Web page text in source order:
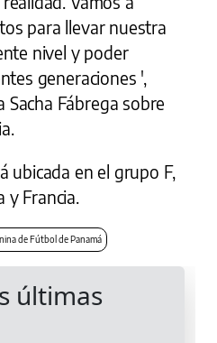
para llevar nuestra
nivel y poder
generaciones ',
Fábrega sobre
ubicada en el grupo F,
y Francia.
de Fútbol de Panamá